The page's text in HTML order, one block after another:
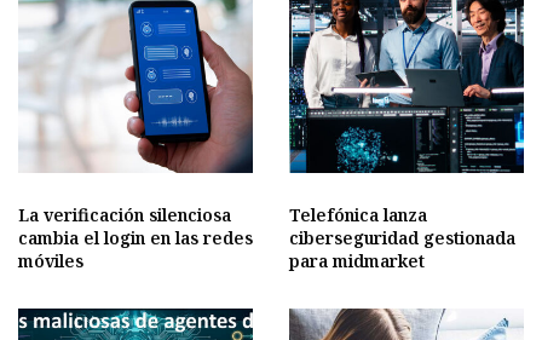
La verificación silenciosa
cambia el login en las redes
móviles
Telefónica lanza
ciberseguridad gestionada
para midmarket